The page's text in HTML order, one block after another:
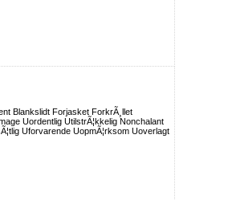
Blankslidt Forjasket ForkrÃ¸llet
Uordentlig UtilstrÃ¦kkelig Nonchalant
Uforvarende UopmÃ¦rksom Uoverlagt